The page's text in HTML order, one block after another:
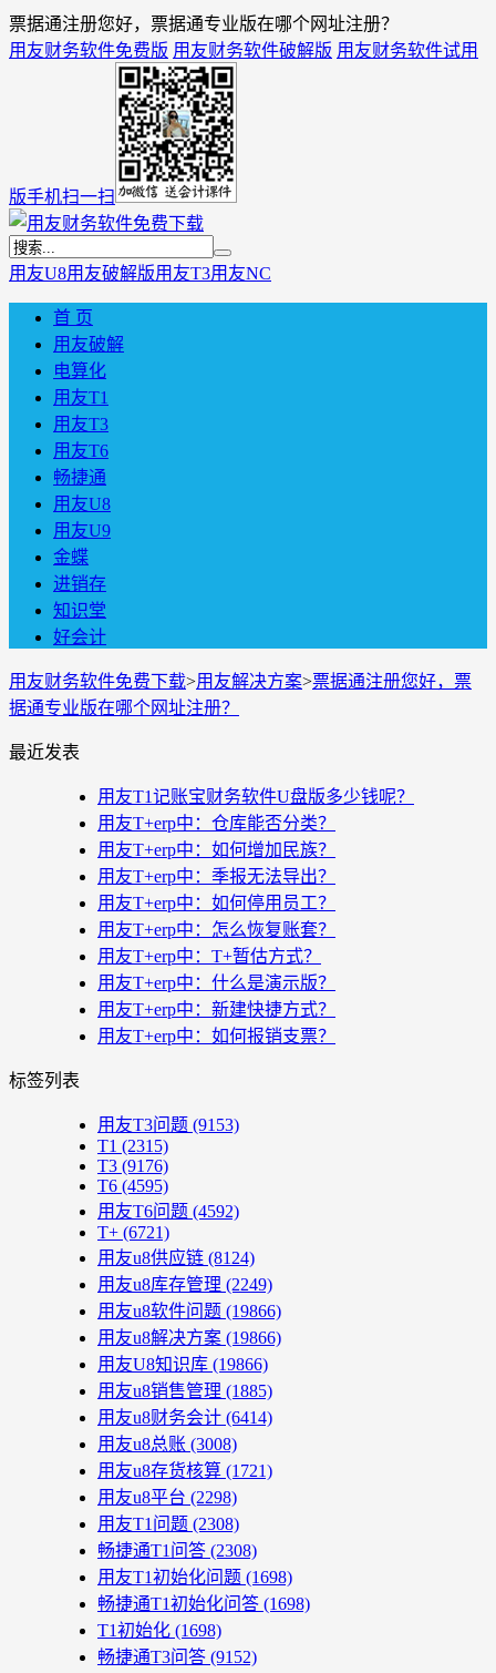
票据通注册您好，票据通专业版在哪个网址注册？
用友财务软件免费版 用友财务软件破解版 用友财务软件试用
版手机扫一扫
用友U8用友破解版用友T3用友NC
首 页
用友破解
电算化
用友T1
用友T3
用友T6
畅捷通
用友U8
用友U9
金蝶
进销存
知识堂
好会计
用友财务软件免费下载>用友解决方案>票据通注册您好，票
据通专业版在哪个网址注册？
最近发表
用友T1记账宝财务软件U盘版多少钱呢？
用友T+erp中：仓库能否分类？
用友T+erp中：如何增加民族？
用友T+erp中：季报无法导出？
用友T+erp中：如何停用员工？
用友T+erp中：怎么恢复账套？
用友T+erp中：T+暂估方式？
用友T+erp中：什么是演示版？
用友T+erp中：新建快捷方式？
用友T+erp中：如何报销支票？
标签列表
用友T3问题 (9153)
T1 (2315)
T3 (9176)
T6 (4595)
用友T6问题 (4592)
T+ (6721)
用友u8供应链 (8124)
用友u8库存管理 (2249)
用友u8软件问题 (19866)
用友u8解决方案 (19866)
用友U8知识库 (19866)
用友u8销售管理 (1885)
用友u8财务会计 (6414)
用友u8总账 (3008)
用友u8存货核算 (1721)
用友u8平台 (2298)
用友T1问题 (2308)
畅捷通T1问答 (2308)
用友T1初始化问题 (1698)
畅捷通T1初始化问答 (1698)
T1初始化 (1698)
畅捷通T3问答 (9152)